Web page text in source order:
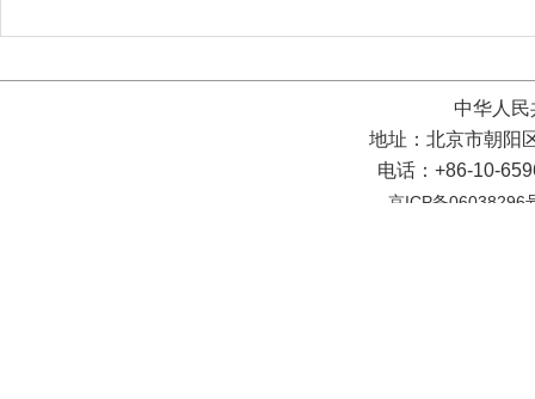
中华人
地址：北京市朝阳
电话：+86-10-
京ICP备06038296